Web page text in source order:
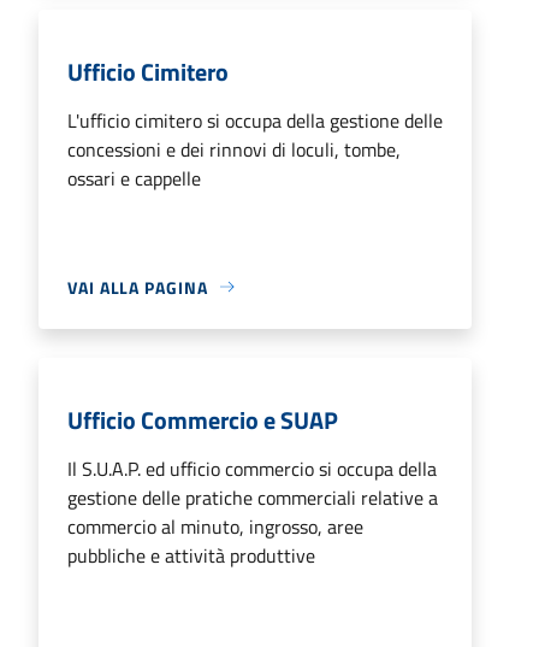
Ufficio Cimitero
L'ufficio cimitero si occupa della gestione delle
concessioni e dei rinnovi di loculi, tombe,
ossari e cappelle
VAI ALLA PAGINA
Ufficio Commercio e SUAP
Il S.U.A.P. ed ufficio commercio si occupa della
gestione delle pratiche commerciali relative a
commercio al minuto, ingrosso, aree
pubbliche e attività produttive